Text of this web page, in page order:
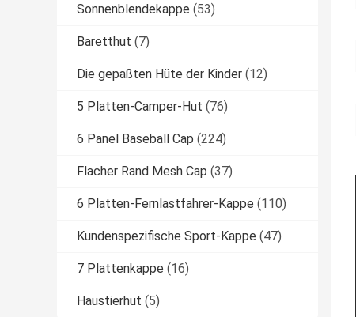
Sonnenblendekappe (53)
Baretthut (7)
Die gepaßten Hüte der Kinder (12)
5 Platten-Camper-Hut (76)
6 Panel Baseball Cap (224)
Flacher Rand Mesh Cap (37)
6 Platten-Fernlastfahrer-Kappe (110)
Kundenspezifische Sport-Kappe (47)
7 Plattenkappe (16)
Haustierhut (5)